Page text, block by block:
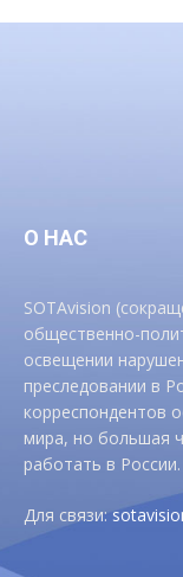
О НАС
SOTAvision
общественно-
освещении
преследовании в
корреспондентов
мира, но большая
работать в России.
Для связи: